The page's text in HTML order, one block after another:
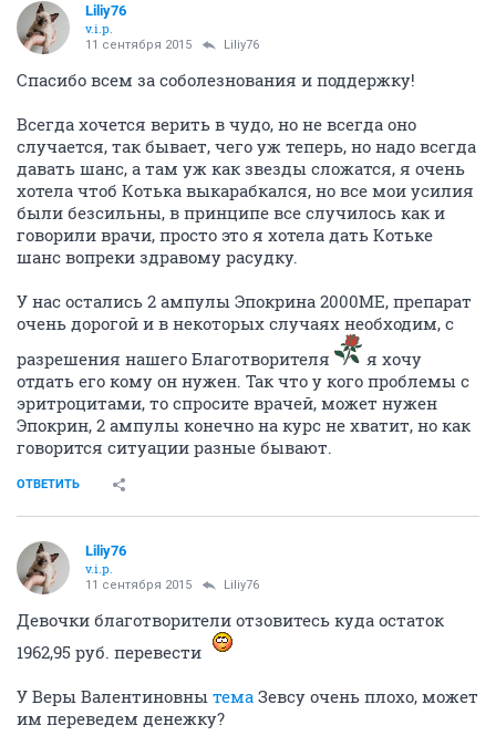
Liliy76
v.i.p.
11 сентября 2015 Liliy76
Спасибо всем за соболезнования и поддержку!
Всегда хочется верить в чудо, но не всегда оно
случается, так бывает, чего уж теперь, но надо всегда
давать шанс, а там уж как звезды сложатся, я очень
хотела чтоб Котька выкарабкался, но все мои усилия
были безсильны, в принципе все случилось как и
говорили врачи, просто это я хотела дать Котьке
шанс вопреки здравому расудку.
У нас остались 2 ампулы Эпокрина 2000МЕ, препарат
очень дорогой и в некоторых случаях необходим, с
разрешения нашего Благотворителя
я хочу
отдать его кому он нужен. Так что у кого проблемы с
эритроцитами, то спросите врачей, может нужен
Эпокрин, 2 ампулы конечно на курс не хватит, но как
говорится ситуации разные бывают.
ОТВЕТИТЬ
Liliy76
v.i.p.
11 сентября 2015 Liliy76
Девочки благотворители отзовитесь куда остаток
1962,95 руб. перевести
У Веры Валентиновны тема Зевсу очень плохо, может
им переведем денежку?